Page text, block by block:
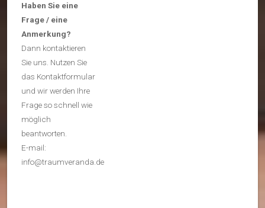
Haben Sie eine
Frage / eine
Anmerkung?
Dann kontaktieren
Sie uns. Nutzen Sie
das Kontaktformular
und wir werden Ihre
Frage so schnell wie
möglich
beantworten.
E-mail:
info@traumveranda.de